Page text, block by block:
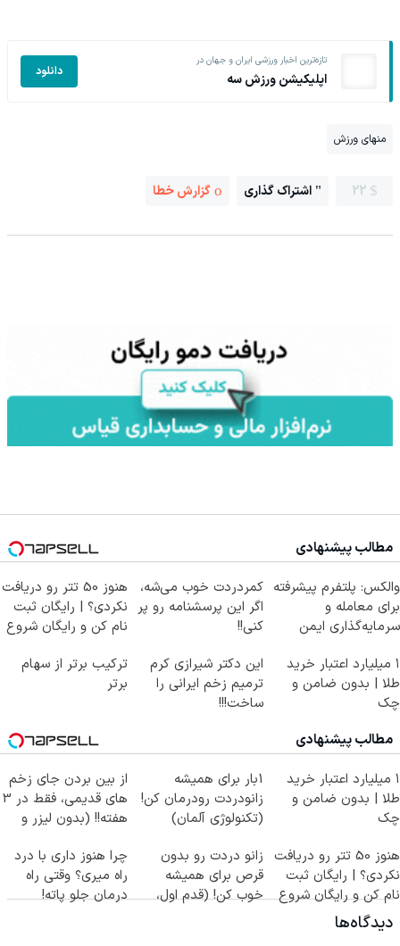
تازه‌ترین اخبار ورزشی ایران و جهان در
اپلیکیشن ورزش سه دانلود
منهای ورزش
22 اشتراک گذاری گزارش خطا
مطالب پیشنهادی
والکس: پلتفرم پیشرفته
برای معامله و
سرمایه‌گذاری ایمن
کمردردت خوب می‌شه،
اگر این پرسشنامه رو پر
کنی!!
هنوز 50 تتر رو دریافت
نکردی؟ | رایگان ثبت
نام کن و رایگان شروع
۱ میلیارد اعتبار خرید
طلا | بدون ضامن و
چک
این دکتر شیرازی کرم
ترمیم زخم ایرانی را
ساخت!!!
ترکیب برتر از سهام
برتر
مطالب پیشنهادی
۱ میلیارد اعتبار خرید
طلا | بدون ضامن و
چک
1بار برای همیشه
زانودردت رودرمان کن!
(تکنولوژی آلمان)
از بین بردن جای زخم
های قدیمی، فقط در 3
هفته!! (بدون لیزر و
هنوز 50 تتر رو دریافت
نکردی؟ | رایگان ثبت
نام کن و رایگان شروع
کن!
زانو دردت رو بدون
قرص برای همیشه
خوب کن! (قدم اول،
چرا هنوز داری با درد
راه میری؟ وقتی راه
درمان جلو پاته!
دیدگاه‌ها